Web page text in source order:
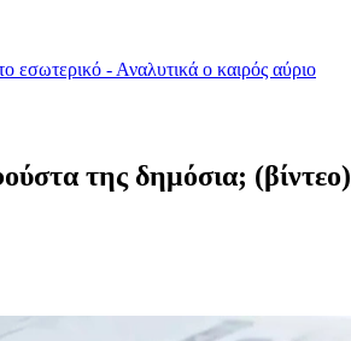
εσωτερικό - Αναλυτικά ο καιρός αύριο
της δημόσια; (βίντεο)